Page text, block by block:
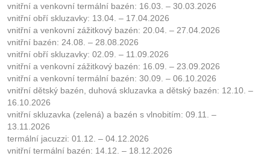
vnitřní a venkovní termální bazén: 16.03. – 30.03.2026
vnitřní obří skluzavky: 13.04. – 17.04.2026
vnitřní a venkovní zážitkový bazén: 20.04. – 27.04.2026
vnitřní bazén: 24.08. – 28.08.2026
vnitřní obří skluzavky: 02.09. – 11.09.2026
vnitřní a venkovní zážitkový bazén: 16.09. – 23.09.2026
vnitřní a venkovní termální bazén: 30.09. – 06.10.2026
vnitřní dětský bazén, duhová skluzavka a dětský bazén: 12.10. –
16.10.2026
vnitřní skluzavka (zelená) a bazén s vlnobitím: 09.11. –
13.11.2026
termální jacuzzi: 01.12. – 04.12.2026
vnitřní termální bazén: 14.12. – 18.12.2026